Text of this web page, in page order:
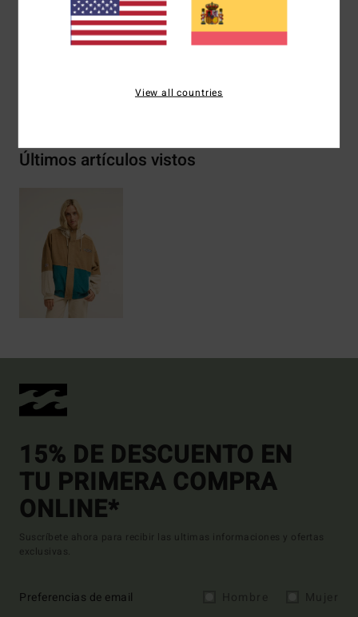
Composición[Tejido principal] 100% algodón
Envíos y Devoluciones
Últimos artículos vistos
15% DE DESCUENTO EN
TU PRIMERA COMPRA
ONLINE*
Suscríbete ahora para recibir las ultimas informaciones y ofertas
exclusivas.
Preferencias de email
View all countries